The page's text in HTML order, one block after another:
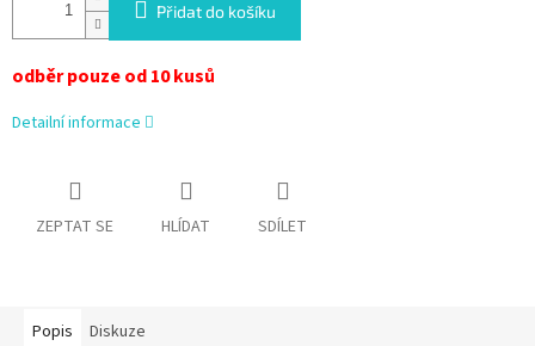
Přidat do košíku
odběr pouze od 10 kusů
Detailní informace
ZEPTAT SE HLÍDAT SDÍLET
Popis Diskuze